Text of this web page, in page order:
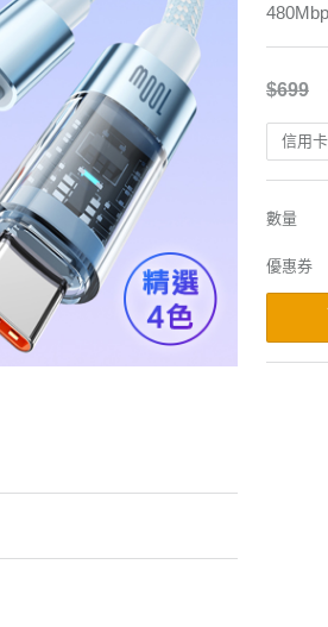
$699
信用
數量
優惠券